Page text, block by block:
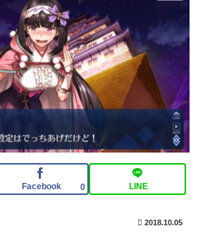
が霊長譲ることに繋がるのが納得
にバックドア 外部から完全制御
ていた
が霊長譲ることに繋がるのが納得
Facebook 0 LINE
2018.10.05